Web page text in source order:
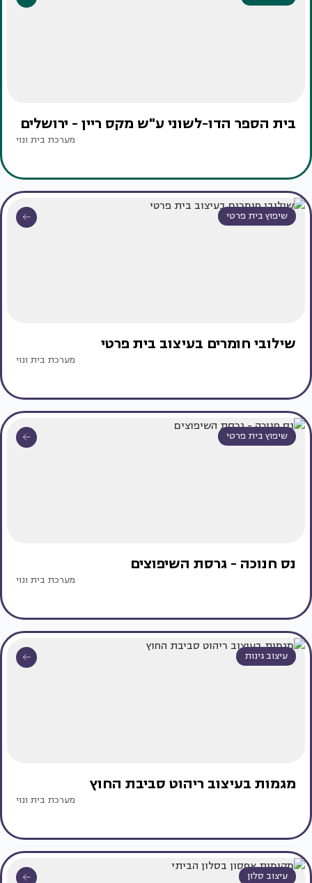
בית הספר הדו-לשוני ע"ש מקס ריין - ירושלים
מערכת בית ונוי
שיפוץ בית פרטי
שילובי חומרים בעיצוב בית פרטי
מערכת בית ונוי
שיפוץ בית פרטי
נס חנוכה - גרסת השיפוצים
מערכת בית ונוי
עיצוב גינות
מגמות בעיצוב ריהוט סביבת החוץ
מערכת בית ונוי
עיצוב סלון